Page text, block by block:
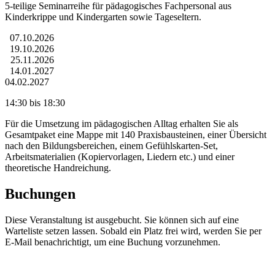
5-teilige Seminarreihe für pädagogisches Fachpersonal aus
Kinderkrippe und Kindergarten sowie Tageseltern.
07.10.2026
19.10.2026
25.11.2026
14.01.2027
04.02.2027
14:30 bis 18:30
Für die Umsetzung im pädagogischen Alltag erhalten Sie als
Gesamtpaket eine Mappe mit 140 Praxisbausteinen, einer Übersicht
nach den Bildungsbereichen, einem Gefühlskarten-Set,
Arbeitsmaterialien (Kopiervorlagen, Liedern etc.) und einer
theoretische Handreichung.
Buchungen
Diese Veranstaltung ist ausgebucht. Sie können sich auf eine
Warteliste setzen lassen. Sobald ein Platz frei wird, werden Sie per
E-Mail benachrichtigt, um eine Buchung vorzunehmen.